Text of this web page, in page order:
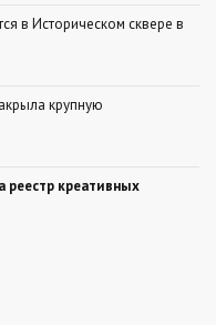
в Историческом сквере в
крупную
креативных